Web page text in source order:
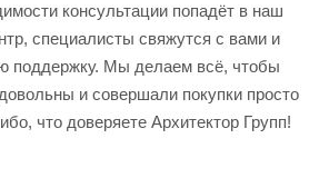
консультации попадёт в наш
специалисты свяжутся с вами и
поддержку. Мы делаем всё, чтобы
и совершали покупки просто
что доверяете Архитектор Групп!